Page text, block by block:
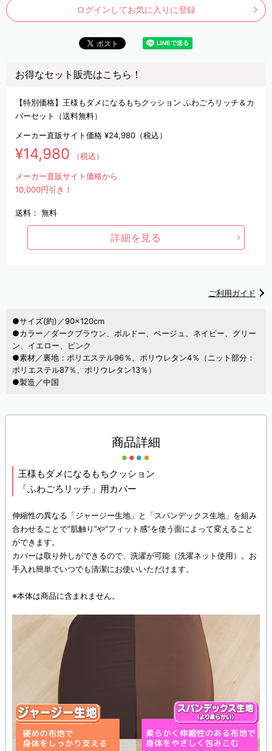
ログインしてお気に入りに登録
お得なセット販売はこちら！
【特別価格】王様もダメになるもちクッション ふわごろリッチ＆カ
バーセット（送料無料）
メーカー直販サイト価格 ¥24,980 （税込）
¥14,980 （税込）
メーカー直販サイト価格から
10,000円引き！
送料： 無料
詳細を見る
ご利用ガイド
●サイズ(約)／90×120cm
●カラー／ダークブラウン、ボルドー、ベージュ、ネイビー、グリー
ン、イエロー、ピンク
●素材／裏地：ポリエステル96％、ポリウレタン4％（ニット部分：
ポリエステル87％、ポリウレタン13％）
●製造／中国
商品詳細
王様もダメになるもちクッション
「ふわごろリッチ」用カバー
伸縮性の異なる「ジャージー生地」と「スパンデックス生地」を組み
合わせることで“肌触り”や“フィット感”を使う面によって変えること
ができます。
カバーは取り外しができるので、洗濯が可能（洗濯ネット使用）。お
手入れ簡単でいつでも清潔にお使いいただけます。
※本体は商品に含まれません。